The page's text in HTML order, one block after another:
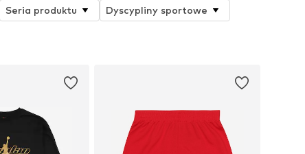
Seria produktu
Dyscypliny sportowe